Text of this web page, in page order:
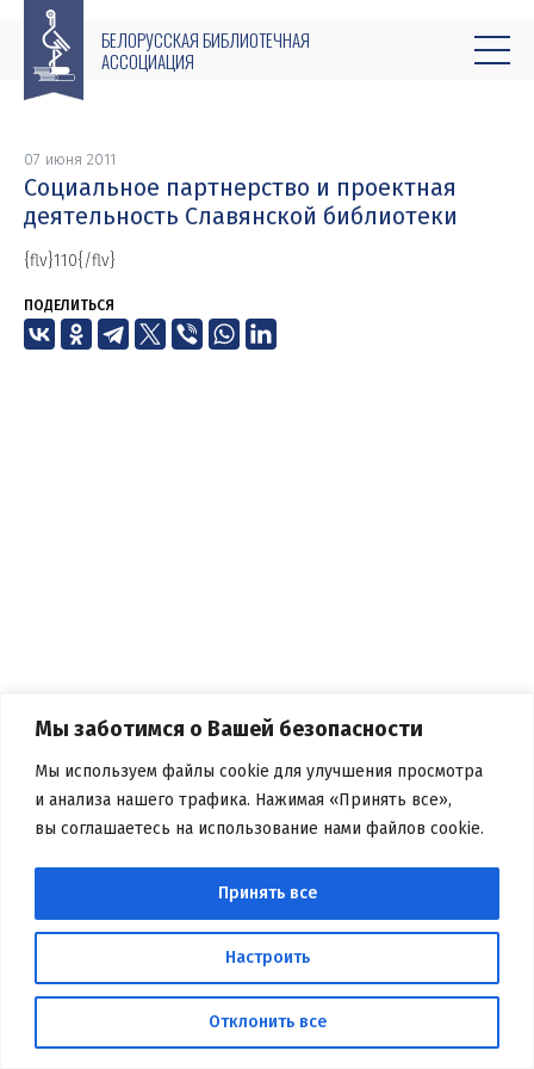
Мы заботимся о Вашей безопасности
Мы используем файлы cookie для улучшения просмотра
и анализа нашего трафика. Нажимая «Принять все»,
вы соглашаетесь на использование нами файлов cookie.
Настроить
Отклонить все
Принять все
БЕЛОРУССКАЯ БИБЛИОТЕЧНАЯ
АССОЦИАЦИЯ
07 июня 2011
Социальное партнерство и проектная
деятельность Славянской библиотеки
{flv}110{/flv}
ПОДЕЛИТЬСЯ
БЕЛОРУССКАЯ БИБЛИОТЕЧНАЯ
Вся информация, размещенная на данном веб-сайте,
подлежит дальнейшему воспроизведению и/или
распространению в какой-либо форме, иначе как с письменного
разрешения